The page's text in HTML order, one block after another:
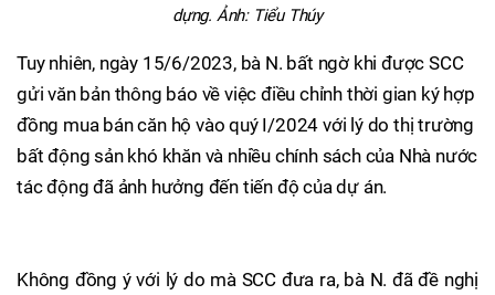
dựng. Ảnh: Tiểu Thúy
Tuy nhiên, ngày 15/6/2023, bà N. bất ngờ khi được SCC
gửi văn bản thông báo về việc điều chỉnh thời gian ký hợp
đồng mua bán căn hộ vào quý I/2024 với lý do thị trường
bất động sản khó khăn và nhiều chính sách của Nhà nước
tác động đã ảnh hưởng đến tiến độ của dự án.
Không đồng ý với lý do mà SCC đưa ra, bà N. đã đề nghị